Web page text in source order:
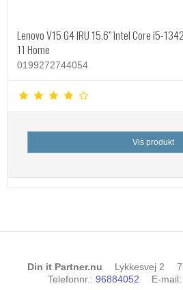
Lenovo V15 G4 IRU 15.6" Intel Core i5-
11 Home
0199272744054
Vis produkt
Din it Partner.nu Lykkesvej 2
Telefonnr. : 96884052 E-mail: